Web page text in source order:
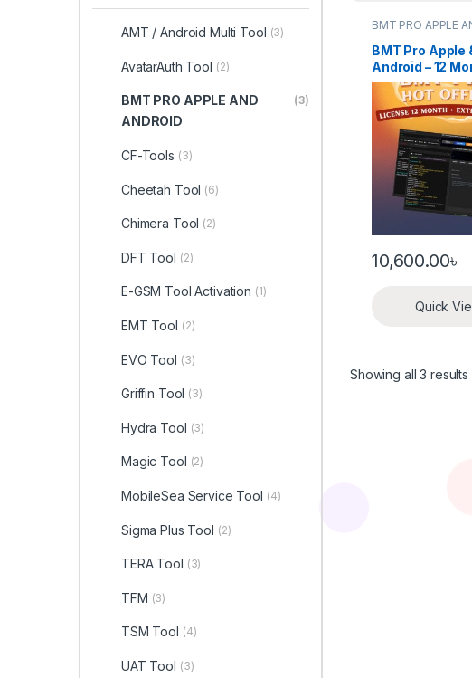
BMT PRO APPLE
BMT Pro Apple
Android – 12
Activation
10,600.00৳
Quick
Showing all 3 results
AMT / Android Multi Tool (3)
AvatarAuth Tool (2)
BMT PRO APPLE AND
ANDROID
(3)
CF-Tools (3)
Cheetah Tool (6)
Chimera Tool (2)
DFT Tool (2)
E-GSM Tool Activation (1)
EMT Tool (2)
EVO Tool (3)
Griffin Tool (3)
Hydra Tool (3)
Magic Tool (2)
MobileSea Service Tool (4)
Sigma Plus Tool (2)
TERA Tool (3)
TFM (3)
TSM Tool (4)
UAT Tool (3)